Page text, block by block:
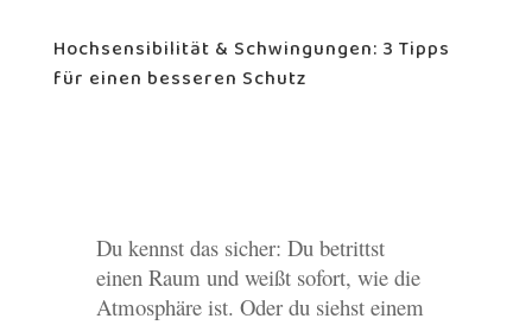
Hochsensibilität & Schwingungen: 3 Tipps
für einen besseren Schutz
Du kennst das sicher: Du betrittst
einen Raum und weißt sofort, wie die
Atmosphäre ist. Oder du siehst einem